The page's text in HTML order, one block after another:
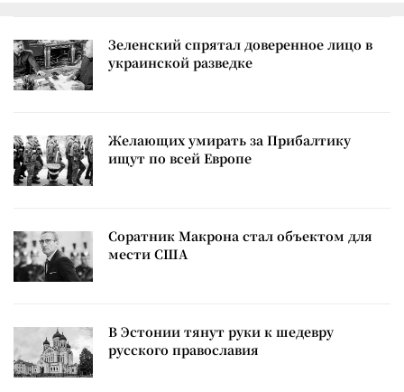
Зеленский спрятал доверенное лицо в
украинской разведке
Желающих умирать за Прибалтику
ищут по всей Европе
Соратник Макрона стал объектом для
мести США
В Эстонии тянут руки к шедевру
русского православия